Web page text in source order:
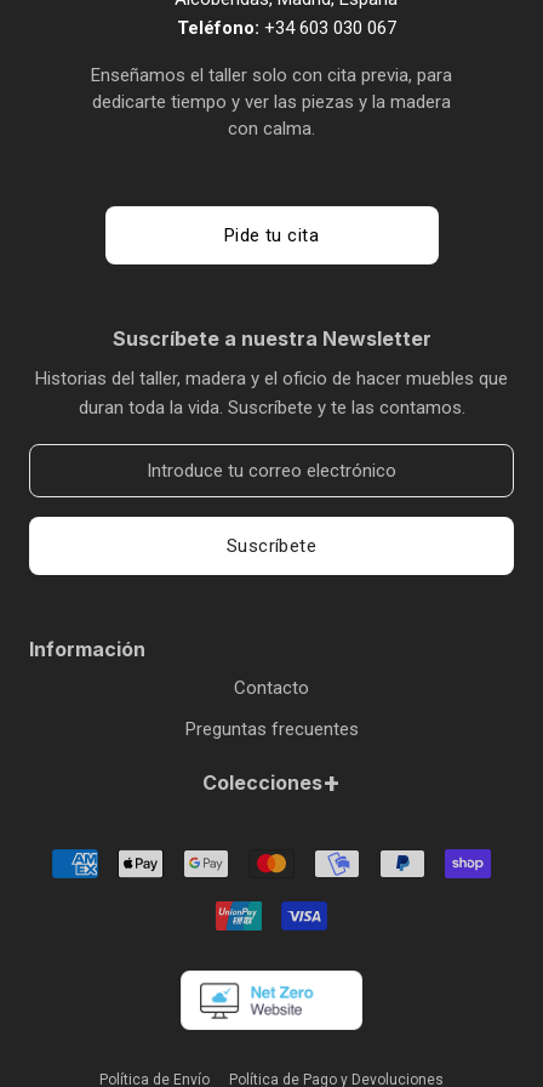
Para quien trabaja en serio
Diseñadores, arquitectos, consultores, creativos, personas
que pasan muchas horas frente a una pantalla y han
decidido que su entorno de trabajo merece la misma
Si buscas el escritorio más barato, no somos tu sitio.
Hecho a mano. A medida. En España.
taller. Eso significa que no hay dos iguales, que las medidas
se adaptan a tu espacio y que cada pieza lleva el tiempo que
necesita, no el que dicta un almacén.
Teléfono: +34 603 030 067
Enseñamos el taller solo con cita previa, para
dedicarte tiempo y ver las piezas y la madera
con calma.
Pide tu cita
Suscríbete a nuestra Newsletter
Historias del taller, madera y el oficio de hacer muebles que
duran toda la vida. Suscríbete y te las contamos.
Suscríbete
Información
Contacto
Preguntas frecuentes
Colecciones+
Política de Envío Política de Pago y Devoluciones